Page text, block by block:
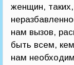
женщин,
нам вызов,
быть всем,
нам